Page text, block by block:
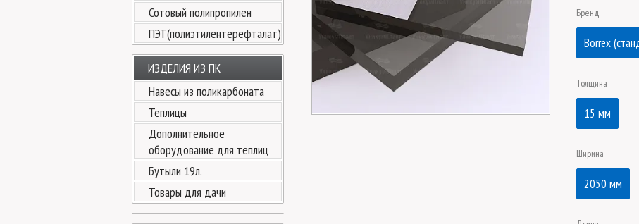
Сотовый полипропилен
ПЭТ(полиэтилентерефталат)
ИЗДЕЛИЯ ИЗ ПК
Навесы из поликарбоната
Теплицы
Дополнительное
оборудование для теплиц
Бутыли 19л.
Товары для дачи
Бренд
Borrex
Толщина
15 мм
Ширина
2050 мм